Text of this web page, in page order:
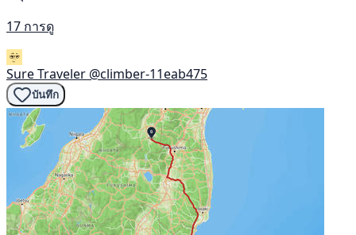
17 การดู
Sure Traveler @climber-11eab475
บันทึก